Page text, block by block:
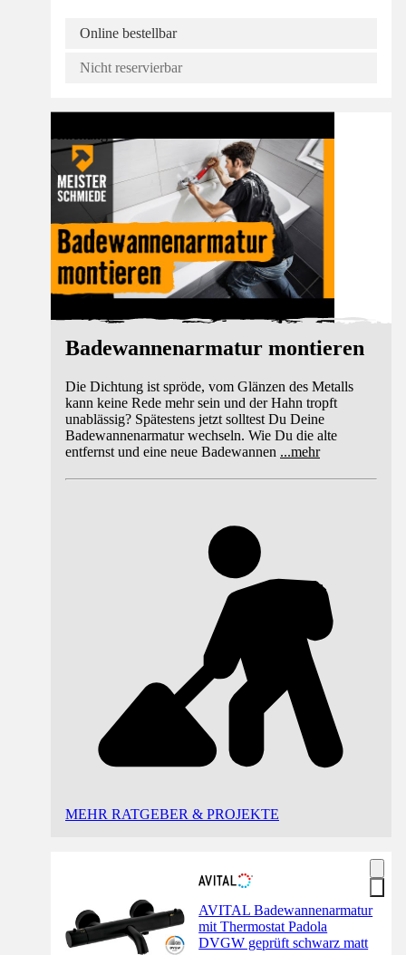
Online bestellbar
Nicht reservierbar
Badewannenarmatur montieren
Die Dichtung ist spröde, vom Glänzen des Metalls
kann keine Rede mehr sein und der Hahn tropft
unablässig? Spätestens jetzt solltest Du Deine
Badewannenarmatur wechseln. Wie Du die alte
entfernst und eine neue Badewannen ...mehr
MEHR RATGEBER & PROJEKTE
AVITAL Badewannenarmatur
mit Thermostat Padola
DVGW geprüft schwarz matt